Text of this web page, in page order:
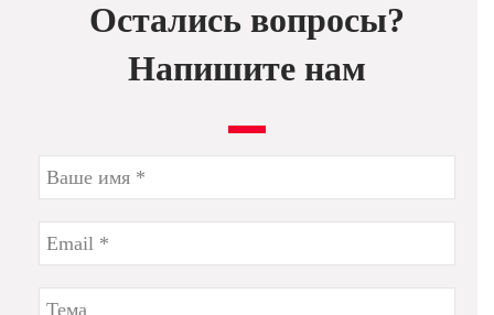
Остались вопросы?
Напишите нам